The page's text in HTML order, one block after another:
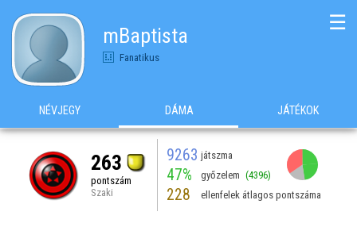
mBaptista
Fanatikus
☰
NÉVJEGY DÁMA JÁTÉKOK
263
pontszám
Szaki
9263 játszma
47% győzelem (4396)
228 ellenfelek átlagos pontszáma